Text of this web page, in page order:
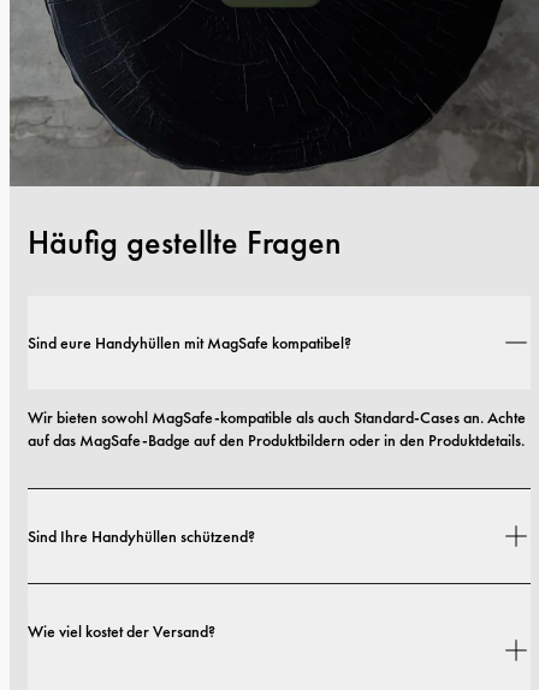
Häufig gestellte Fragen
Sind eure Handyhüllen mit MagSafe kompatibel?
Wir bieten sowohl MagSafe-kompatible als auch Standard-Cases an. Achte
auf das MagSafe-Badge auf den Produktbildern oder in den Produktdetails.
Sind Ihre Handyhüllen schützend?
Optionen von schlanken Profilen bis hin zu besonders robusten
Wie viel kostet der Versand?